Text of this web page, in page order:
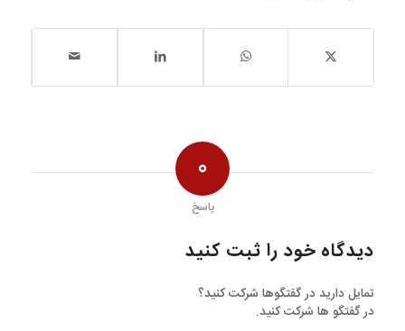
0
پاسخ
دیدگاه خود را ثبت کنید
تمایل دارید در گفتگوها شرکت کنید؟
در گفتگو ها شرکت کنید.